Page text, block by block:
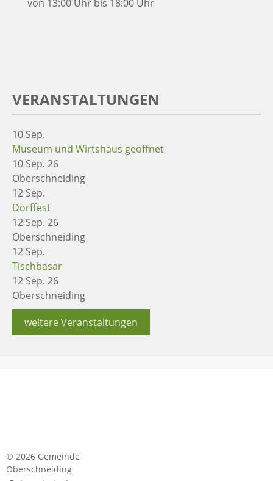
von 13:00 Uhr bis 18:00 Uhr
VERANSTALTUNGEN
10 Sep.
Museum und Wirtshaus geöffnet
10 Sep. 26
Oberschneiding
12 Sep.
Dorffest
12 Sep. 26
Oberschneiding
12 Sep.
Tischbasar
12 Sep. 26
Oberschneiding
weitere Veranstaltungen
© 2026 Gemeinde
Oberschneiding